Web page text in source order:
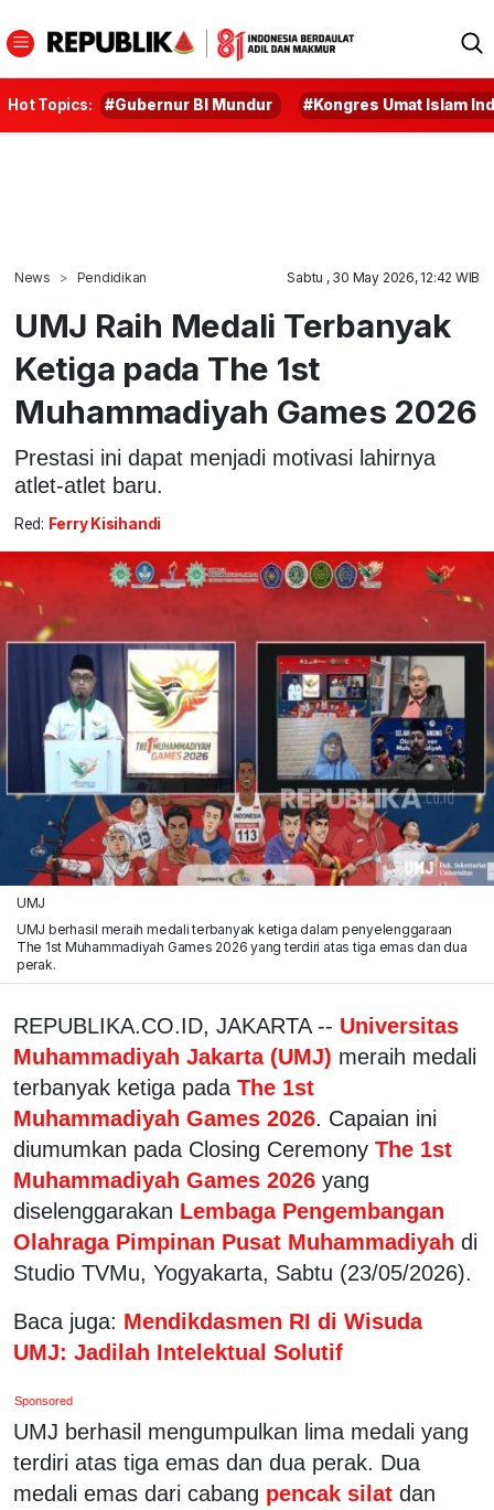
Hot Topics: #Gubernur BI Mundur #Kongres Umat Islam
News Pendidikan Sabtu , 30 May 2026, 12:42 WIB
UMJ Raih Medali Terbanyak
Ketiga pada The 1st
Muhammadiyah Games 2026
Prestasi ini dapat menjadi motivasi lahirnya
atlet-atlet baru.
Red: Ferry Kisihandi
UMJ
UMJ berhasil meraih medali terbanyak ketiga dalam penyelenggaraan
The 1st Muhammadiyah Games 2026 yang terdiri atas tiga emas dan dua
perak.
REPUBLIKA.CO.ID, JAKARTA -- Universitas
Muhammadiyah Jakarta (UMJ) meraih medali
terbanyak ketiga pada The 1st
Muhammadiyah Games 2026. Capaian ini
diumumkan pada Closing Ceremony The 1st
Muhammadiyah Games 2026 yang
diselenggarakan Lembaga Pengembangan
Olahraga Pimpinan Pusat Muhammadiyah di
Studio TVMu, Yogyakarta, Sabtu (23/05/2026).
Baca juga: Mendikdasmen RI di Wisuda
UMJ: Jadilah Intelektual Solutif
Sponsored
UMJ berhasil mengumpulkan lima medali yang
terdiri atas tiga emas dan dua perak. Dua
medali emas dari cabang pencak silat dan